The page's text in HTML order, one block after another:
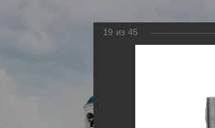
19 из 45